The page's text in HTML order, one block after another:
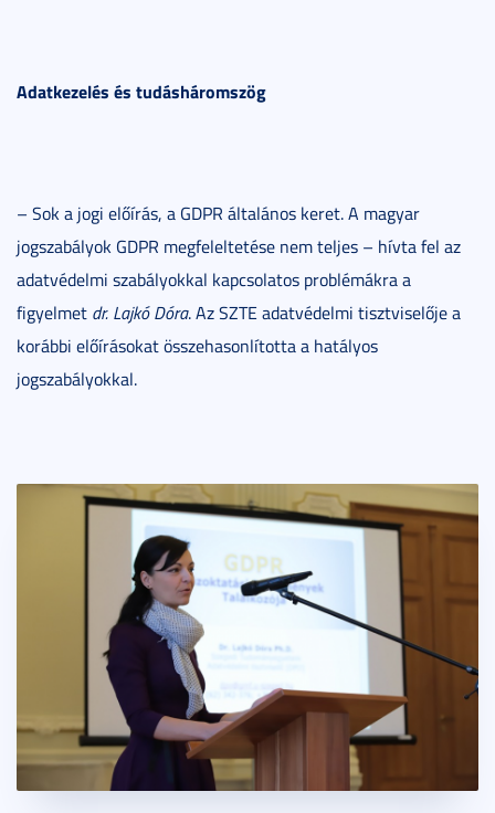
Adatkezelés és tudásháromszög
– Sok a jogi előírás, a GDPR általános keret. A magyar
jogszabályok GDPR megfeleltetése nem teljes – hívta fel az
adatvédelmi szabályokkal kapcsolatos problémákra a
figyelmet dr. Lajkó Dóra. Az SZTE adatvédelmi tisztviselője a
korábbi előírásokat összehasonlította a hatályos
jogszabályokkal.